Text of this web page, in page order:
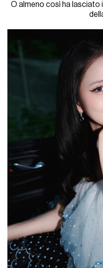
O almeno così ha lasciato